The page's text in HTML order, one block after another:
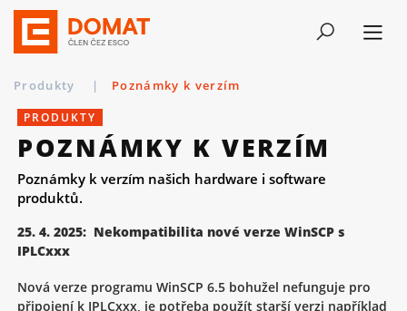
Produkty | Poznámky k verzím
PRODUKTY
POZNÁMKY K VERZÍM
Poznámky k verzím našich hardware i software
produktů.
25. 4. 2025: Nekompatibilita nové verze WinSCP s
IPLCxxx
Nová verze programu WinSCP 6.5 bohužel nefunguje pro
připojení k IPLCxxx, je potřeba použít starší verzi například